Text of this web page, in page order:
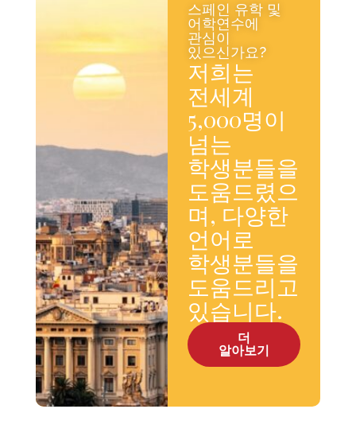
스페인 유학 및
어학연수에
관심이
있으신가요?
저희는
전세계
5,000명이
넘는
학생분들을
도움드렸으
며, 다양한
언어로
학생분들을
도움드리고
있습니다.
더
알아보기